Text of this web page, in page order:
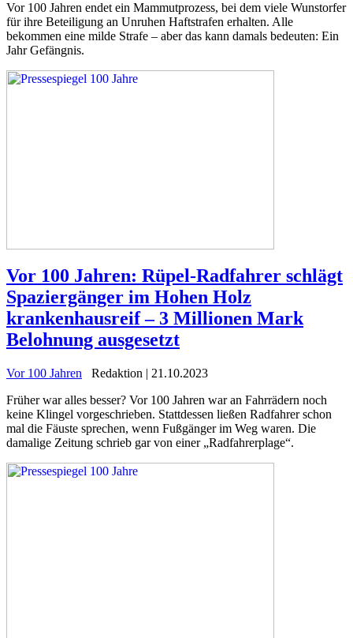
Vor 100 Jahren endet ein Mammutprozess, bei dem viele Wunstorfer
für ihre Beteiligung an Unruhen Haftstrafen erhalten. Alle
bekommen eine milde Strafe – aber das kann damals bedeuten: Ein
Jahr Gefängnis.
Vor 100 Jahren: Rüpel-Radfahrer schlägt
Spaziergänger im Hohen Holz
krankenhausreif – 3 Millionen Mark
Belohnung ausgesetzt
Vor 100 Jahren
Redaktion | 21.10.2023
Früher war alles besser? Vor 100 Jahren war an Fahrrädern noch
keine Klingel vorgeschrieben. Stattdessen ließen Radfahrer schon
mal die Fäuste sprechen, wenn Fußgänger im Weg waren. Die
damalige Zeitung schrieb gar von einer „Radfahrerplage“.